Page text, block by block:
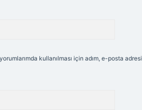
kullanılması için adım, e-posta